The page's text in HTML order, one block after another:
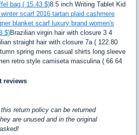
bag ( 15.43 $)8.5 inch Writing Tablet Kid
scarf 2016 tartan plaid cashmere
blanket scarf luxury brand women's
$)Brazilian virgin hair with closure 3 4
straight hair with closure 7a ( 122.80
spring mens casual shirts long sleeve
retro style camiseta masculina ( 66.64
reviews
return policy can be returned
are unused and in the original